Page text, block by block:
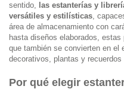
sentido, las estanterías y
versátiles y estilísticas,
área de almacenamiento con
hasta diseños elaborados,
que también se convierten en el
decorativos, plantas y recuerdos
Por qué elegir